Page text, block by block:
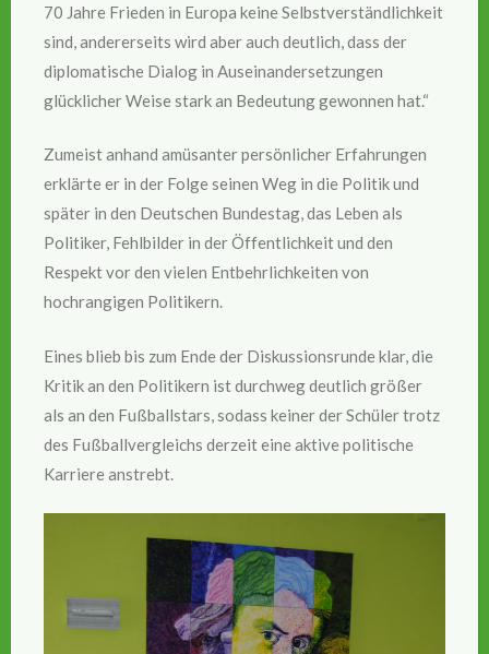
70 Jahre Frieden in Europa keine Selbstverständlichkeit
sind, andererseits wird aber auch deutlich, dass der
diplomatische Dialog in Auseinandersetzungen
glücklicher Weise stark an Bedeutung gewonnen hat.“
Zumeist anhand amüsanter persönlicher Erfahrungen
erklärte er in der Folge seinen Weg in die Politik und
später in den Deutschen Bundestag, das Leben als
Politiker, Fehlbilder in der Öffentlichkeit und den
Respekt vor den vielen Entbehrlichkeiten von
hochrangigen Politikern.
Eines blieb bis zum Ende der Diskussionsrunde klar, die
Kritik an den Politikern ist durchweg deutlich größer
als an den Fußballstars, sodass keiner der Schüler trotz
des Fußballvergleichs derzeit eine aktive politische
Karriere anstrebt.